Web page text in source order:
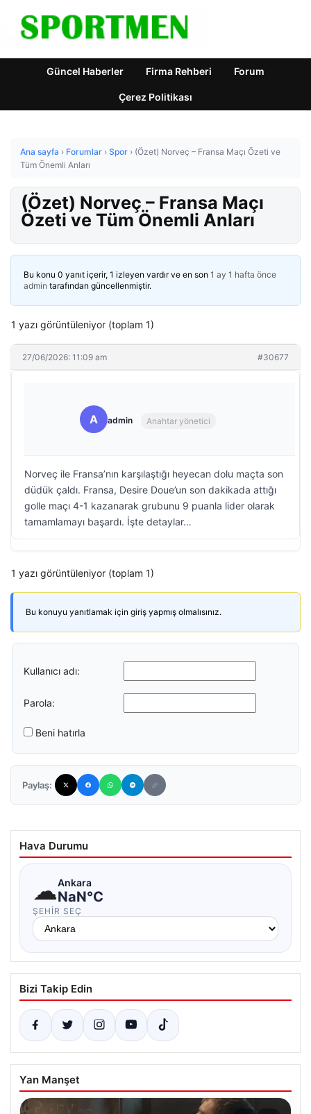
Güncel Haberler Firma Rehberi Forum
Çerez Politikası
Ana sayfa › Forumlar › Spor › (Özet) Norveç – Fransa Maçı Özeti ve
Tüm Önemli Anları
(Özet) Norveç – Fransa Maçı
Özeti ve Tüm Önemli Anları
Bu konu 0 yanıt içerir, 1 izleyen vardır ve en son 1 ay 1 hafta önce
admin tarafından güncellenmiştir.
1 yazı görüntüleniyor (toplam 1)
27/06/2026: 11:09 am #30677
A admin Anahtar yönetici
Norveç ile Fransa’nın karşılaştığı heyecan dolu maçta son
düdük çaldı. Fransa, Desire Doue’un son dakikada attığı
golle maçı 4-1 kazanarak grubunu 9 puanla lider olarak
tamamlamayı başardı. İşte detaylar…
1 yazı görüntüleniyor (toplam 1)
Bu konuyu yanıtlamak için giriş yapmış olmalısınız.
Kullanıcı adı:
Parola:
Beni hatırla
Paylaş:
Hava Durumu
☁Ankara
NaN°C
ŞEHIR SEÇ
Bizi Takip Edin
Yan Manşet